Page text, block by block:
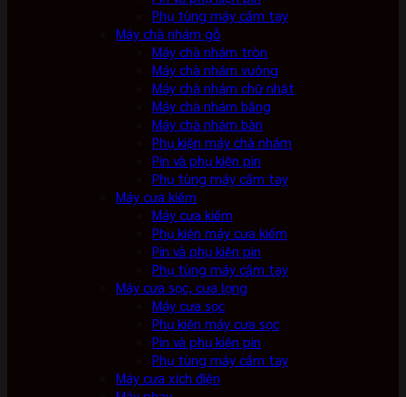
Phụ tùng máy cầm tay
Máy chà nhám gỗ
Máy chà nhám tròn
Máy chà nhám vuông
Máy chà nhám chữ nhật
Máy chà nhám băng
Máy chà nhám bàn
Phụ kiện máy chà nhám
Pin và phụ kiện pin
Phụ tùng máy cầm tay
Máy cưa kiếm
Máy cưa kiếm
Phụ kiện máy cưa kiếm
Pin và phụ kiện pin
Phụ tùng máy cầm tay
Máy cưa sọc, cưa lọng
Máy cưa sọc
Phụ kiện máy cưa sọc
Pin và phụ kiện pin
Phụ tùng máy cầm tay
Máy cưa xích điện